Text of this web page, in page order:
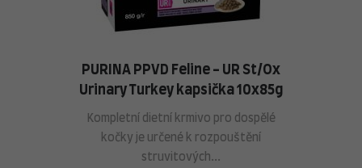
PURINA PPVD Feline - UR St/Ox
Urinary Turkey kapsička 10x85g
Kompletní dietní krmivo pro dospělé
kočky je určené k rozpouštění
struvitových...